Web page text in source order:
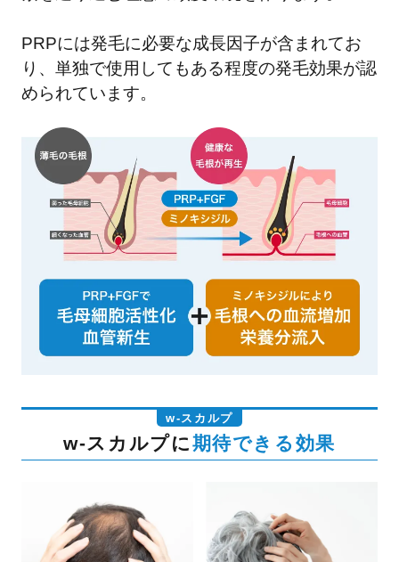
PRPには発毛に必要な成長因子が含まれてお
り、単独で使用してもある程度の発毛効果が認
められています。
w-スカルプ
w-スカルプに期待できる効果